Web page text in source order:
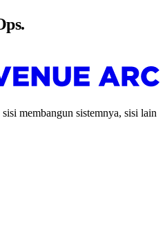
membangun sistemnya, sisi lain